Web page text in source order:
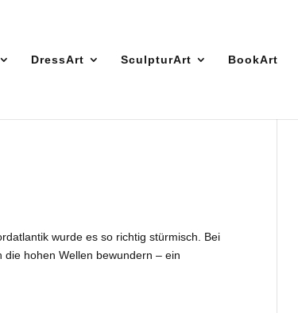
DressArt SculpturArt BookArt
wurde es so richtig stürmisch. Bei
hohen Wellen bewundern – ein